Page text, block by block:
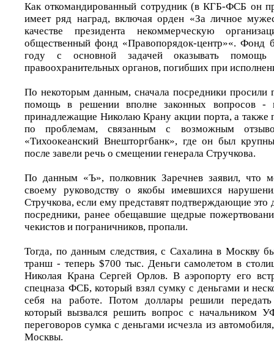
Как откомандированный сотрудник (в КГБ-ФСБ он
имеет ряд наград, включая орден «За личное
качестве президента некоммерческую
общественный фонд «Правопорядок-центр»«. Фонд
году с основной задачей оказывать помощь
правоохранительных органов, погибших при
По некоторым данным, сначала посредники просили
помощь в решении вполне законных вопросов -
принадлежащие Николаю Крану акции порта, а также
по проблемам, связанным с возможным
«Тихоокеанский Внешторгбанк», где он был
после завели речь о смещении генерала Стручкова.
По данным «Ъ», полковник Заречнев заявил, что
своему руководству о якобы имевшихся
Стручкова, если ему представят подтверждающие это
посредники, ранее обещавшие щедрые
чекистов и пограничников, пропали.
Тогда, по данным следствия, с Сахалина в Москву
транш - теперь $700 тыс. Деньги самолетом в
Николая Крана Сергей Орлов. В аэропорту его
спецназа ФСБ, который взял сумку с деньгами и
себя на работе. Потом доллары решили
который вызвался решить вопрос с начальником
переговоров сумка с деньгами исчезла из
Москвы.